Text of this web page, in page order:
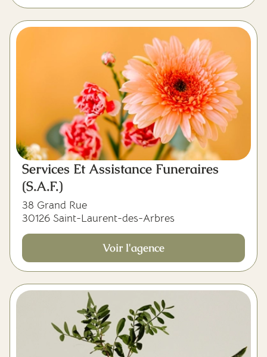
Services Et Assistance Funeraires
(S.A.F.)
38 Grand Rue
30126 Saint-Laurent-des-Arbres
Voir l'agence